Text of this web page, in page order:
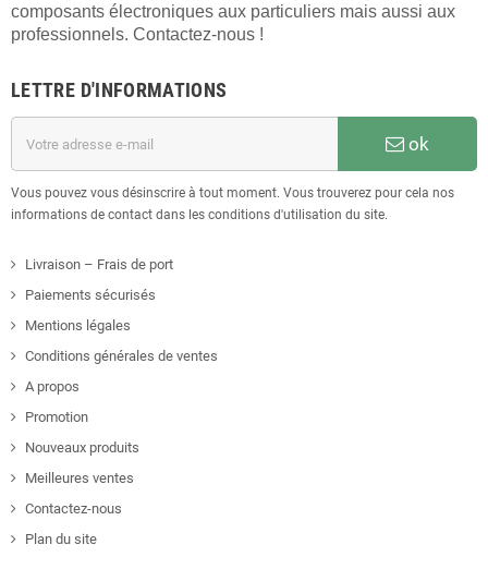
composants électroniques aux particuliers mais aussi aux
professionnels. Contactez-nous !
LETTRE D'INFORMATIONS
ok
Vous pouvez vous désinscrire à tout moment. Vous trouverez pour cela nos
informations de contact dans les conditions d'utilisation du site.
Livraison – Frais de port
Paiements sécurisés
Mentions légales
Conditions générales de ventes
A propos
Promotion
Nouveaux produits
Meilleures ventes
Contactez-nous
Plan du site